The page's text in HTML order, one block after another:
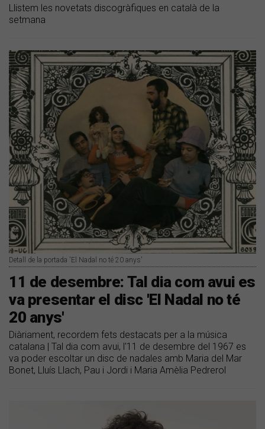
Llistem les novetats discogràfiques en català de la
setmana
Detall de la portada 'El Nadal no té 20 anys'
11 de desembre: Tal dia com avui es
va presentar el disc 'El Nadal no té
20 anys'
Diàriament, recordem fets destacats per a la música
catalana | Tal dia com avui, l'11 de desembre del 1967 es
va poder escoltar un disc de nadales amb Maria del Mar
Bonet, Lluís Llach, Pau i Jordi i Maria Amèlia Pedrerol